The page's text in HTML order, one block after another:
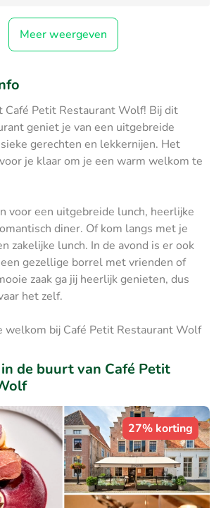
Meer weergeven
Café Petit Restaurant Wolf! Bij dit
geniet je van een uitgebreide
gerechten en lekkernijen. Het
je klaar om je een warm welkom te
voor een uitgebreide lunch, heerlijke
diner. Of kom langs met je
zakelijke lunch. In de avond is er ook
gezellige borrel met vrienden of
zaak ga jij heerlijk genieten, dus
het zelf.
welkom bij Café Petit Restaurant Wolf
de buurt van Café Petit
27% korting